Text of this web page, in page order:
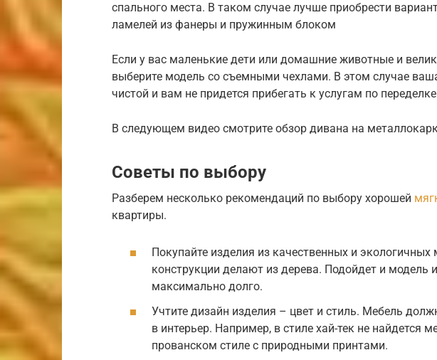
спального места. В таком случае лучше приобрести
ламелей из фанеры и пружинным блоком
Если у вас маленькие дети или домашние животные и
выберите модель со съемными чехлами. В этом случае
чистой и вам не придется прибегать к услугам по
В следующем видео смотрите обзор дивана на
Советы по выбору
Разберем несколько рекомендаций по выбору хорошей
квартиры.
Покупайте изделия из качественных и
конструкции делают из дерева. Подойдет и модель
максимально долго.
Учтите дизайн изделия – цвет и стиль. Мебель
в интерьер. Например, в стиле хай-тек не найдется
прованском стиле с природными принтами.